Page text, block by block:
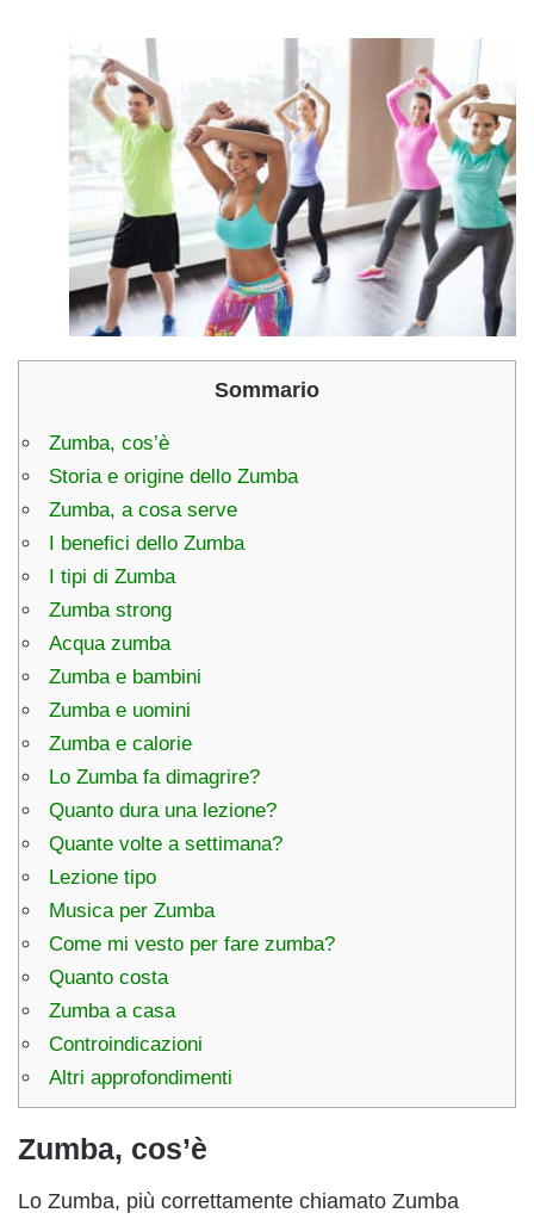
Sommario
Zumba, cos’è
Storia e origine dello Zumba
Zumba, a cosa serve
I benefici dello Zumba
I tipi di Zumba
Zumba strong
Acqua zumba
Zumba e bambini
Zumba e uomini
Zumba e calorie
Lo Zumba fa dimagrire?
Quanto dura una lezione?
Quante volte a settimana?
Lezione tipo
Musica per Zumba
Come mi vesto per fare zumba?
Quanto costa
Zumba a casa
Controindicazioni
Altri approfondimenti
Zumba, cos’è
Lo Zumba, più correttamente chiamato Zumba